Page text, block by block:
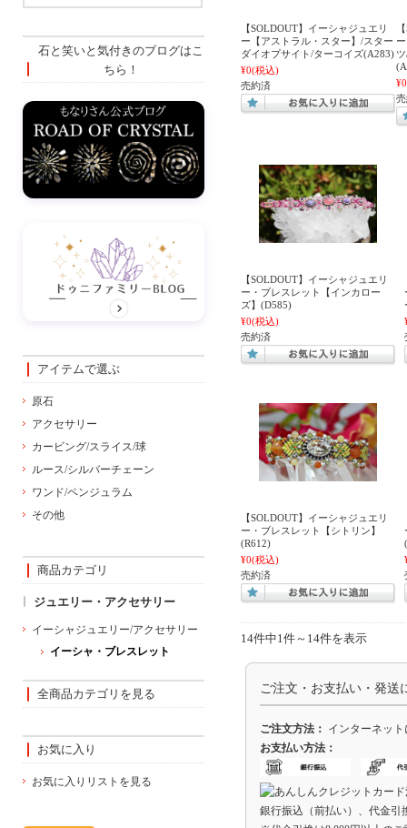
【SOLDOUT】イーシャジュエリ
ー【アストラル・スター】/スター
ダイオプサイト/ターコイズ(A283)
¥0(税込)
売約済
¥0
【SOLDOUT】イーシャジュエリ
ー・ブレスレット【インカロー
ズ】(D585)
¥0(税込)
売約済
【SOLDOUT】イーシャジュエリ
ー・ブレスレット【シトリン】
(R612)
¥0(税込)
売約済
14件中1件～14件を表示
ご注文・お支払い・発送
ご注文方法： インターネッ
お支払い方法：
銀行振込（前払い）、代金引
石と笑いと気付きのブログはこ
ちら！
アイテムで選ぶ
原石
アクセサリー
カービング/スライス/球
ルース/シルバーチェーン
ワンド/ペンジュラム
その他
商品カテゴリ
ジュエリー・アクセサリー
イーシャジュエリー/アクセサリー
イーシャ・ブレスレット
全商品カテゴリを見る
お気に入り
お気に入りリストを見る